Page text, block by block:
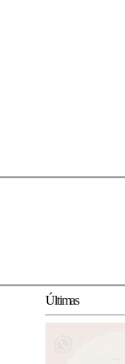
Últimas